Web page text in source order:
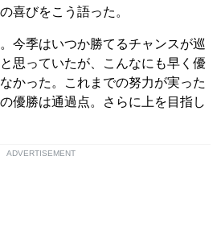
喜びをこう語った。
今季はいつか勝てるチャンスが巡
思っていたが、こんなにも早く優
かった。これまでの努力が実った
優勝は通過点。さらに上を目指し
ADVERTISEMENT